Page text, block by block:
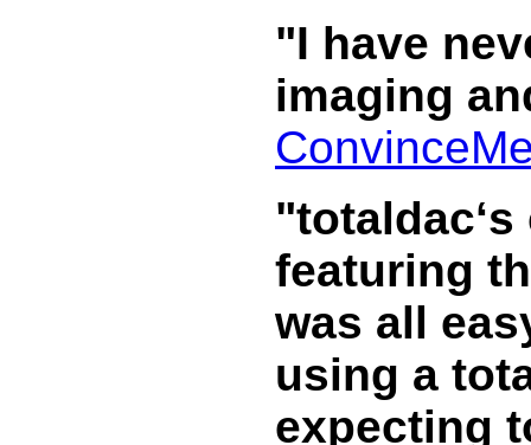
"I have
imaging
featuring
was all
using a
expecting